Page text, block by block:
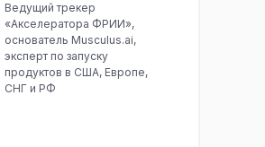
Ведущий трекер
«Акселератора ФРИИ»,
основатель Musculus.ai,
эксперт по запуску
продуктов в США, Европе,
СНГ и РФ